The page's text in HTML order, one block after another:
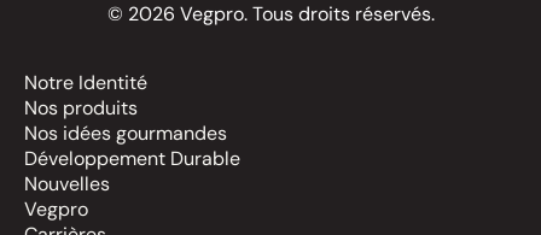
© 2026 Vegpro. Tous droits réservés.
Notre Identité
Nos produits
Nos idées gourmandes
Développement Durable
Nouvelles
Vegpro